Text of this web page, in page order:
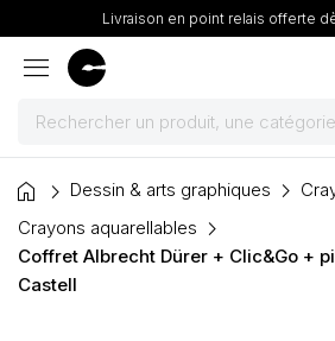
Livraison en point relais offerte
menu
Peintures
Pinceaux & fournitures
home Dessin & arts graphiques
Crayons aquarellables
Coffret Albrecht Dürer + Clic&Go +
Castell